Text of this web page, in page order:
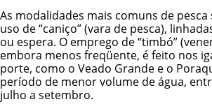
As modalidades mais comuns de pesca
uso de “caniço” (vara de pesca),
ou espera. O emprego de “timbó”
embora menos freqüente, é feito nos
porte, como o Veado Grande e o
período de menor volume de água,
julho a setembro.